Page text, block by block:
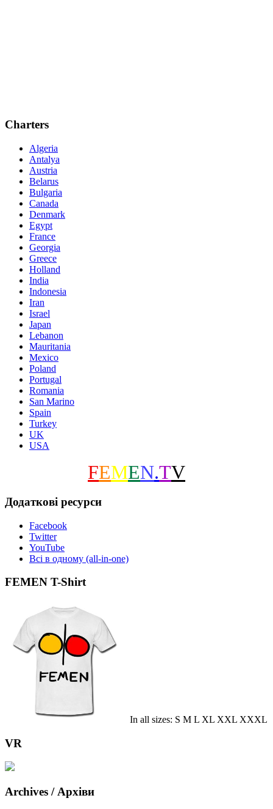
Charters
Algeria
Antalya
Austria
Belarus
Bulgaria
Canada
Denmark
Egypt
France
Georgia
Greece
Holland
India
Indonesia
Iran
Israel
Japan
Lebanon
Mauritania
Mexico
Poland
Portugal
Romania
San Marino
Spain
Turkey
UK
USA
FEMEN.TV
Додаткові ресурси
Facebook
Twitter
YouTube
Всі в одному (all-in-one)
FEMEN T-Shirt
In all sizes: S M L XL XXL XXXL
VR
Archives / Архіви